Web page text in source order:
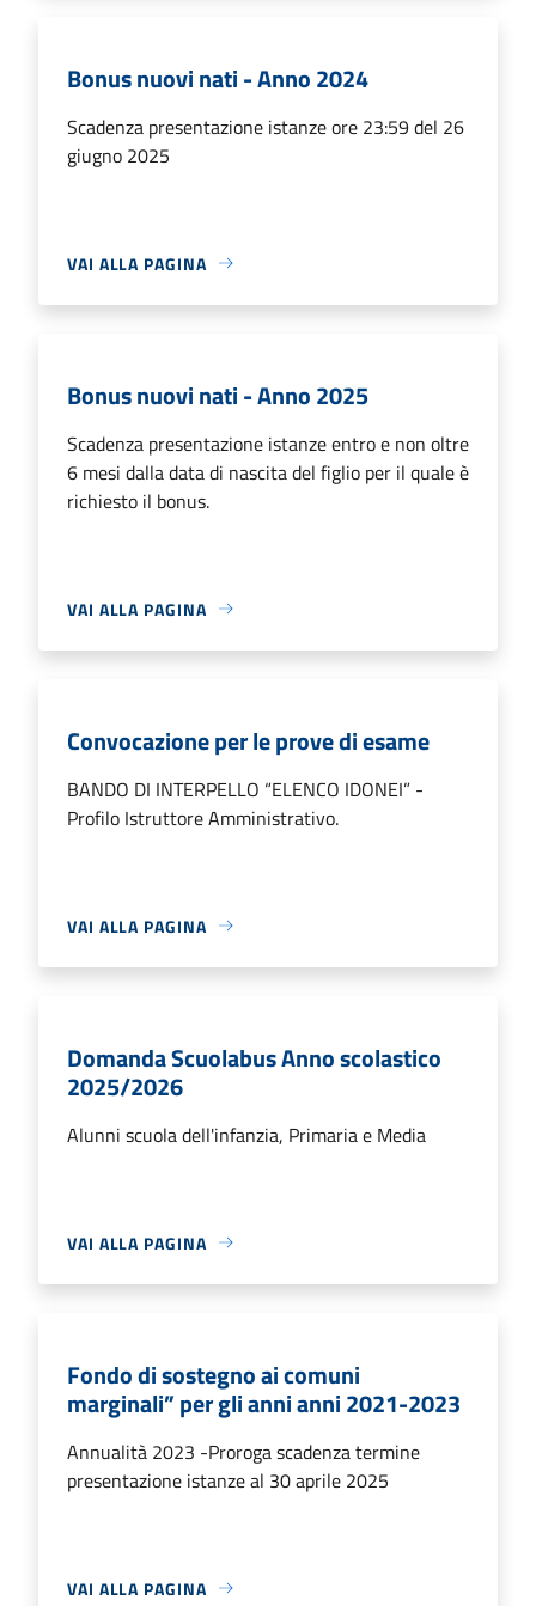
Bonus nuovi nati - Anno 2024
Scadenza presentazione istanze ore 23:59 del 26
giugno 2025
VAI ALLA PAGINA
Bonus nuovi nati - Anno 2025
Scadenza presentazione istanze entro e non oltre
6 mesi dalla data di nascita del figlio per il quale è
richiesto il bonus.
VAI ALLA PAGINA
Convocazione per le prove di esame
BANDO DI INTERPELLO “ELENCO IDONEI” -
Profilo Istruttore Amministrativo.
VAI ALLA PAGINA
Domanda Scuolabus Anno scolastico
2025/2026
Alunni scuola dell'infanzia, Primaria e Media
VAI ALLA PAGINA
Fondo di sostegno ai comuni
marginali” per gli anni anni 2021-2023
Annualità 2023 -Proroga scadenza termine
presentazione istanze al 30 aprile 2025
VAI ALLA PAGINA